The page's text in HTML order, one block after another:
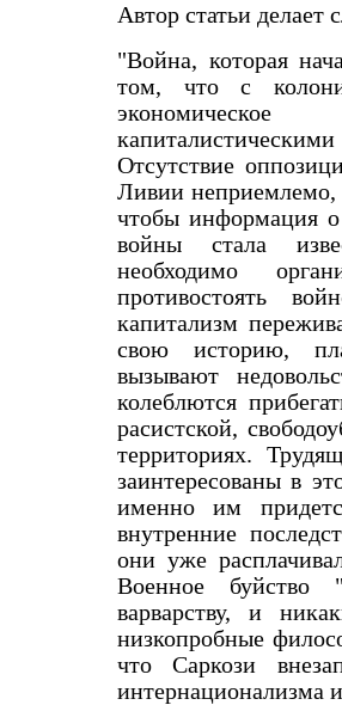
Автор статьи
"Война, которая
том, что с
Отсутствие
Ливии неприемлемо,
чтобы информация о
войны стала
необходимо
противостоять
капитализм
свою историю,
вызывают
колеблются
расистской,
территориях.
заинтересованы в
именно им
внутренние
они уже
Военное
варварству, и
низкопробные
что Саркози
интернационализма